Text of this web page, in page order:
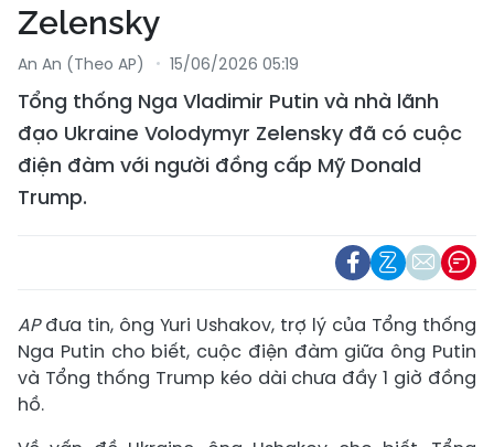
Zelensky
An An (Theo AP) 15/06/2026 05:19
Tổng thống Nga Vladimir Putin và nhà lãnh
đạo Ukraine Volodymyr Zelensky đã có cuộc
điện đàm với người đồng cấp Mỹ Donald
Trump.
APđưa tin, ông Yuri Ushakov, trợ lý của Tổng thống
Nga Putin cho biết, cuộc điện đàm giữa ông Putin
và Tổng thống Trump kéo dài chưa đầy 1 giờ đồng
hồ.